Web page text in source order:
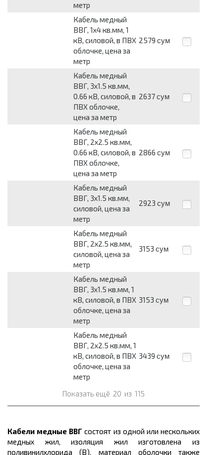
метр
Кабель медный
ВВГ, 1х4 кв.мм, 1
кВ, силовой, в ПВХ
облочке, цена за
метр
2579 сум
Кабель медный
ВВГ, 3х1.5 кв.мм,
0.66 кВ, силовой, в
ПВХ облочке,
цена за метр
2637 сум
Кабель медный
ВВГ, 2х2.5 кв.мм,
0.66 кВ, силовой, в
ПВХ облочке,
цена за метр
2866 сум
Кабель медный
ВВГ, 3х1.5 кв.мм,
силовой, цена за
метр
2923 сум
Кабель медный
ВВГ, 2х2.5 кв.мм,
силовой, цена за
метр
3153 сум
Кабель медный
ВВГ, 3х1.5 кв.мм, 1
кВ, силовой, в ПВХ
облочке, цена за
метр
3153 сум
Кабель медный
ВВГ, 2х2.5 кв.мм, 1
кВ, силовой, в ПВХ
облочке, цена за
метр
3439 сум
Показать ещё 20 из 115
Кабели медные ВВГ состоят из одной или нескольких
медных жил, изоляция жил изготовлена из
поливинилхлорида (В), материал оболочки также